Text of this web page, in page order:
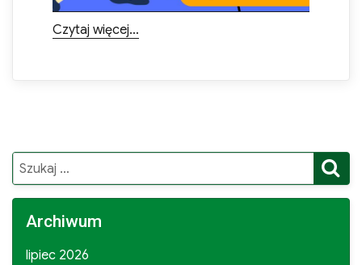
Czytaj więcej…„ZAMKNIĘTE MISTRZOSTWA
Search
for:
Archiwum
lipiec 2026